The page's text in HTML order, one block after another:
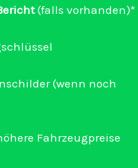
(falls vorhanden)*
(wenn noch
Fahrzeugpreise